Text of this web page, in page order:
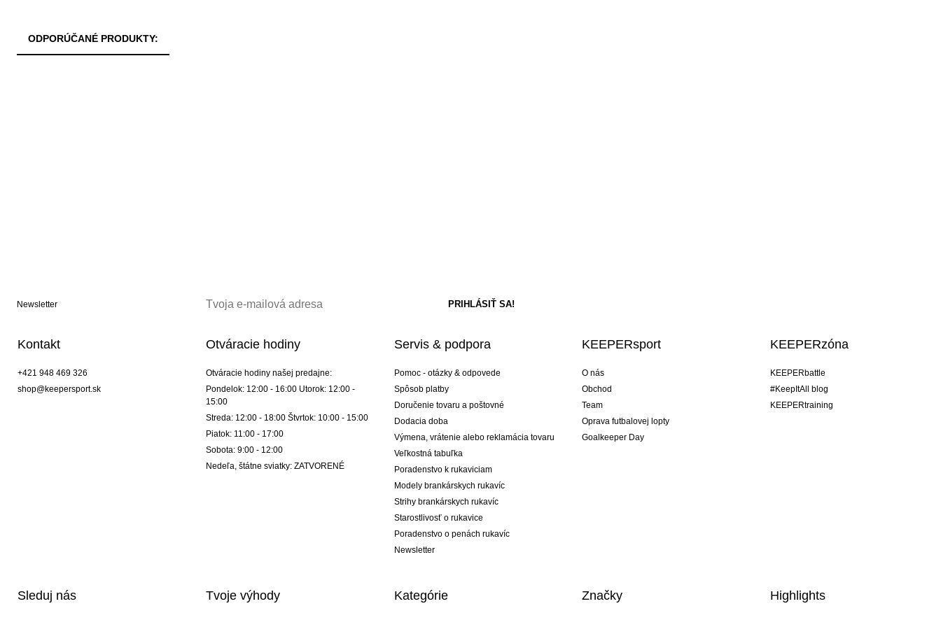
ODPORÚČANÉ PRODUKTY:
Newsletter
Kontakt
+421 948 469 326
shop@keepersport.sk
Otváracie hodiny
Otváracie hodiny našej predajne:
Pondelok: 12:00 - 16:00 Utorok: 12:00 -
15:00
Streda: 12:00 - 18:00 Štvrtok: 10:00 - 15:00
Piatok: 11:00 - 17:00
Sobota: 9:00 - 12:00
Nedeľa, štátne sviatky: ZATVORENÉ
Servis & podpora
Pomoc - otázky & odpovede
Spôsob platby
Doručenie tovaru a poštovné
Dodacia doba
Výmena, vrátenie alebo reklamácia tovaru
Veľkostná tabuľka
Poradenstvo k rukaviciam
Modely brankárskych rukavíc
Strihy brankárskych rukavíc
Starostlivosť o rukavice
Poradenstvo o penách rukavíc
Newsletter
KEEPERsport
O nás
Obchod
Team
Oprava futbalovej lopty
Goalkeeper Day
KEEPERzóna
KEEPERbattle
#KeepItAll blog
KEEPERtraining
Sleduj nás Tvoje výhody Kategórie Značky Highlights